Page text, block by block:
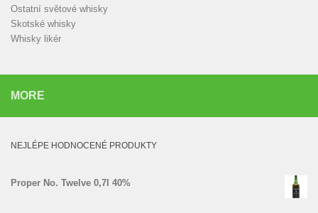
Ostatní světové whisky
Skotské whisky
Whisky likér
MORE
NEJLÉPE HODNOCENÉ PRODUKTY
Proper No. Twelve 0,7l 40%